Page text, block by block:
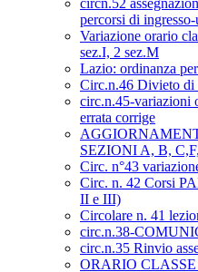
circn.52
percorsi di
Variazione orario
sez.I, 2 sez.M
Lazio: ordinanza
Circ.n.46 Divieto di
circ.n.45-variazioni
errata corrige
SEZIONI A, B,
Circ. n°43
Circ. n. 42 Corsi
II e III)
Circolare n. 41
circ.n.38-
circ.n.35 Rinvio
ORARIO